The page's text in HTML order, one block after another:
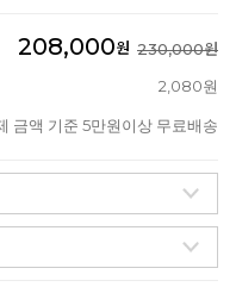
208,000원 230,000원
2,080원
금액 기준 5만원이상 무료배송